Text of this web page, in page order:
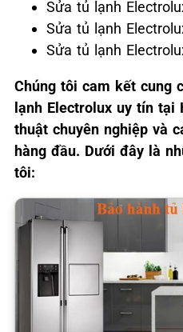
Sửa tủ lạnh
Sửa tủ lạnh
Sửa tủ lạnh
Chúng tôi cam kết cung
lạnh Electrolux uy tín
thuật chuyên nghiệp và
hàng đầu. Dưới đây là
tôi: